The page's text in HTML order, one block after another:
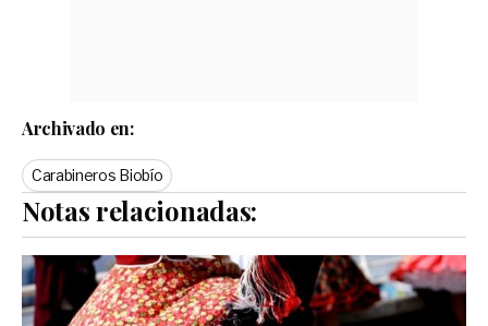
Archivado en:
Carabineros Biobío
Notas relacionadas: